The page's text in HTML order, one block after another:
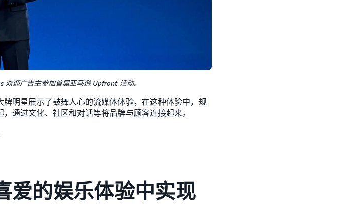
欢迎广告主参加首届亚马逊 Upfront 活动。
明星展示了鼓舞人心的流媒体体验，在这种体验中，规
通过文化、社区和对话等将品牌与顾客连接起来。
爱的娱乐体验中实现